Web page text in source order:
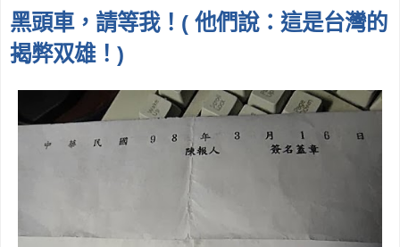
黑頭車，請等我！( 他們說：這是台灣的
揭弊双雄！)